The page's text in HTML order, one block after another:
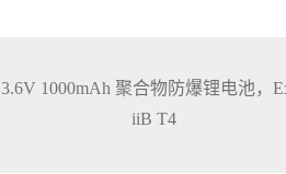
3.6V 1000mAh 聚合物防爆锂电池，
iiB T4